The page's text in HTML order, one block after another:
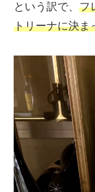
という訳で、 フ
トリーナに決ま